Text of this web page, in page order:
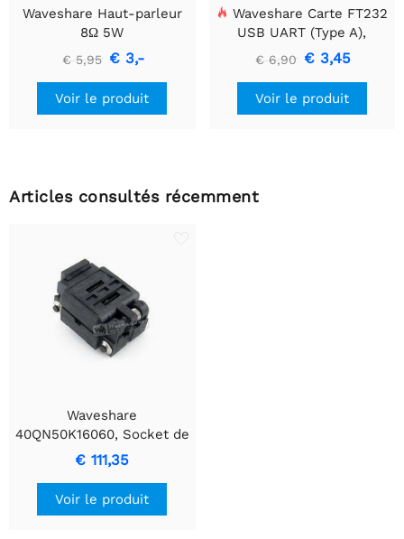
Waveshare Haut-parleur
8Ω 5W
€ 5,95 € 3,-
Voir le produit
Waveshare Carte FT232
USB UART (Type A),
Module de communication
USB vers TTL (UART)
€ 6,90 € 3,45
Voir le produit
Articles consultés récemment
Waveshare
40QN50K16060, Socket de
test et de burn-in
€ 111,35
Voir le produit